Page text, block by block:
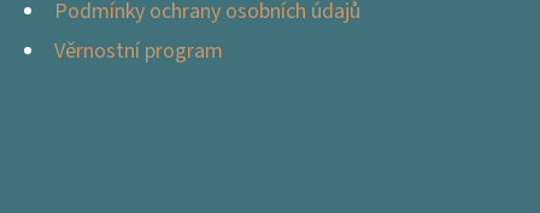
Podmínky ochrany osobních údajů
Věrnostní program